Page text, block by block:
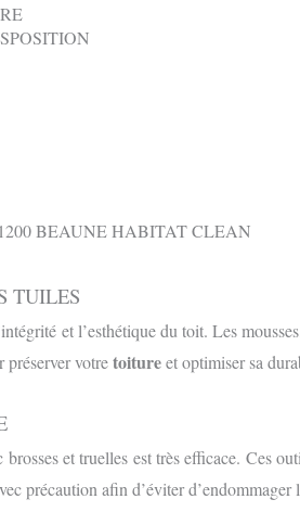
TUILES
et l’esthétique du toit. Les
préserver votretoitureet optimiser sa
et truelles est très efficace. Ces
précaution afin d’éviter